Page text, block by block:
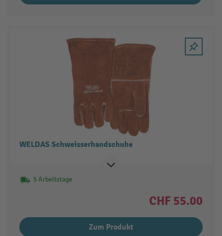
WELDAS Schweisserhandschuhe
5 Arbeitstage
CHF 55.00
Zum Produkt